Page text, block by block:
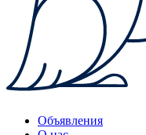
Объявления